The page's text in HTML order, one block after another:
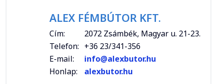
ALEX FÉMBÚTOR KFT.
Cím:
2072 Zsámbék, Magyar u. 21-23.
Telefon: +36 23/341-356
E-mail:
info@alexbutor.hu
Honlap:
alexbutor.hu